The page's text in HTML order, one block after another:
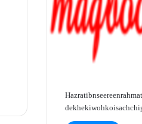
Hazrat ibn seereen
dekhe ki woh koi